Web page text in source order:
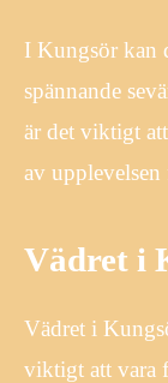
I Kungsör kan
spännande
är det viktigt
av
Vädret i
Vädret i
viktigt att vara